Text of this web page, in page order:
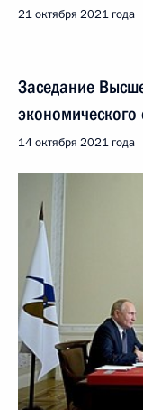
21 октября 2021 года
Заседание
экономического
14 октября 2021 года